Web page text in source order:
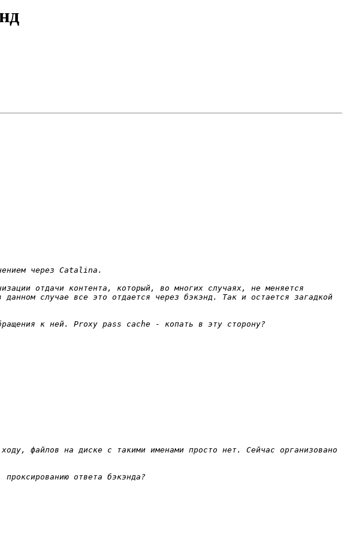
отдачи контента, который, во многих случаях, не меняется
случае все это отдается через бэкэнд. Так и остается загадкой
файлов на диске с такими именами просто нет. Сейчас организовано